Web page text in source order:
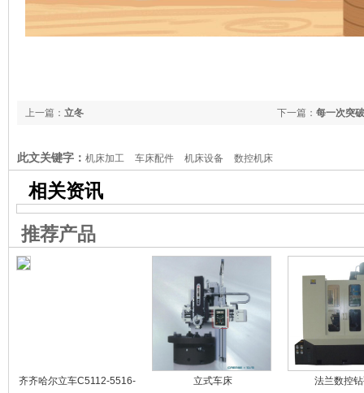
下一篇： 每一次突
上一篇： 立冬
此文关键字： 机床加工 车床配件 机床设备 数控机床
相关资讯
推荐产品
齐齐哈尔立车C5112-5516-
立式车床 法兰数控